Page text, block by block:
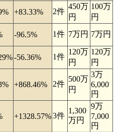
+83.33% 2件
450万
円
100万
円
-96.5% 1件 7万円 7万円
-56.36% 1件
120万
円
120万
円
+868.46% 2件
500万
円
3万
6,000
円
+1328.57%3件
1,300
万円
9万
7,000
円